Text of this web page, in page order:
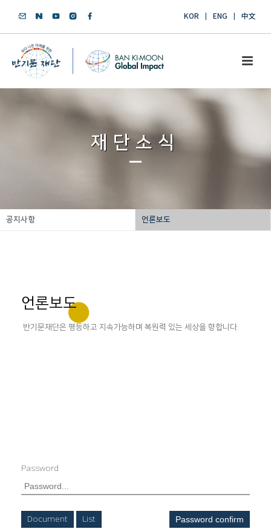
KOR ENG 中文
재단소식
공지사항 언론보도
언론보도
반기문재단은 평등하고 지속가능하며 복원력 있는 세상을 향합니다.
Password
Document List Password confirm